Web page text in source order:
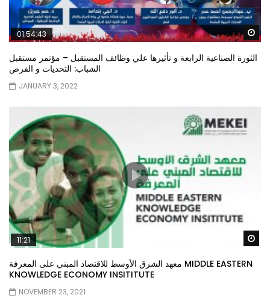
01:54:43
الثورة الصناعية الرابعة و تأثيرها علي وظائف المستقبل – مؤتمر مستقبل
الشباب: التحديات و الفرص
JANUARY 3, 2022
11:21
معهد الشرق الأوسط للاقتصاد المبني على المعرفة MIDDLE EASTERN
KNOWLEDGE ECONOMY INSITITUTE
NOVEMBER 23, 2021